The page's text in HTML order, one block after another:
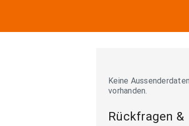
Keine Aussenderdaten
vorhanden.
Rückfragen &